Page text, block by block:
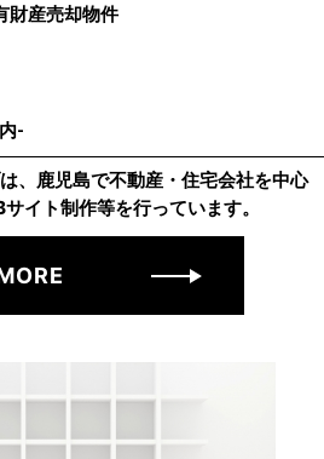
財産売却物件
-
、鹿児島で不動産・住宅会社を中心
イト制作等を行っています。